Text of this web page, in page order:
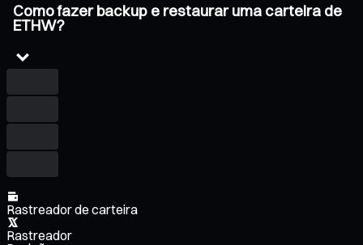
Como fazer backup e restaurar uma carteira de
ETHW?
Rastreador de carteira
Rastreador